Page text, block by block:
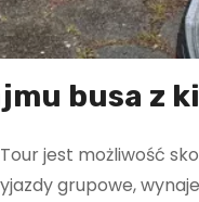
busa z
jest możliwość
grupowe,